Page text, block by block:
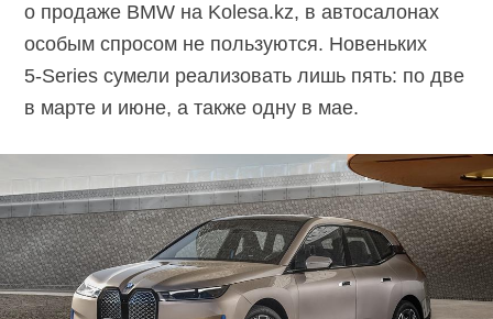
о продаже BMW на Kolesa.kz, в автосалонах
особым спросом не пользуются. Новеньких
5-Series сумели реализовать лишь пять: по две
в марте и июне, а также одну в мае.